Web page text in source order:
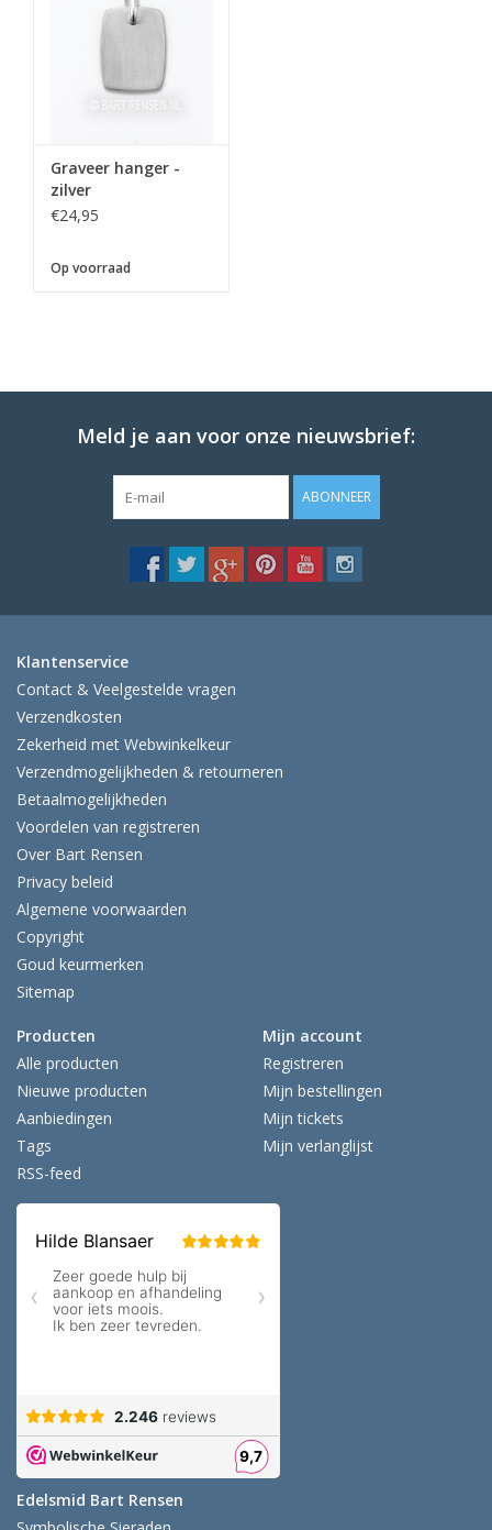
Graveer hanger -
zilver
€24,95
Op voorraad
Meld je aan voor onze nieuwsbrief:
ABONNEER
Klantenservice
Contact & Veelgestelde vragen
Verzendkosten
Zekerheid met Webwinkelkeur
Verzendmogelijkheden & retourneren
Betaalmogelijkheden
Voordelen van registreren
Over Bart Rensen
Privacy beleid
Algemene voorwaarden
Copyright
Goud keurmerken
Sitemap
Producten
Alle producten
Nieuwe producten
Aanbiedingen
Tags
RSS-feed
Mijn account
Registreren
Mijn bestellingen
Mijn tickets
Mijn verlanglijst
Edelsmid Bart Rensen